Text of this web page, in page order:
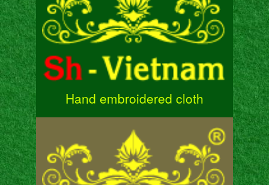
Hand embroidered cloth